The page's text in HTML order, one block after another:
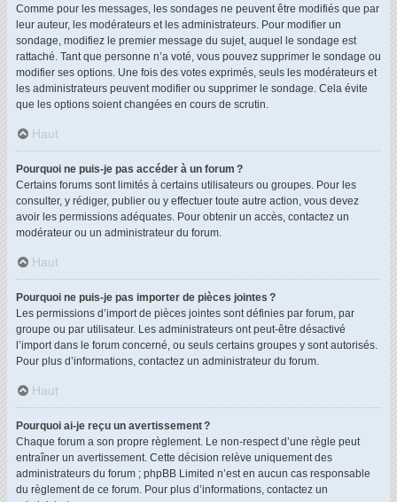
Comme pour les messages, les sondages ne peuvent être modifiés que par
leur auteur, les modérateurs et les administrateurs. Pour modifier un
sondage, modifiez le premier message du sujet, auquel le sondage est
rattaché. Tant que personne n’a voté, vous pouvez supprimer le sondage ou
modifier ses options. Une fois des votes exprimés, seuls les modérateurs et
les administrateurs peuvent modifier ou supprimer le sondage. Cela évite
que les options soient changées en cours de scrutin.
Haut
Pourquoi ne puis-je pas accéder à un forum ?
Certains forums sont limités à certains utilisateurs ou groupes. Pour les
consulter, y rédiger, publier ou y effectuer toute autre action, vous devez
avoir les permissions adéquates. Pour obtenir un accès, contactez un
modérateur ou un administrateur du forum.
Haut
Pourquoi ne puis-je pas importer de pièces jointes ?
Les permissions d’import de pièces jointes sont définies par forum, par
groupe ou par utilisateur. Les administrateurs ont peut-être désactivé
l’import dans le forum concerné, ou seuls certains groupes y sont autorisés.
Pour plus d’informations, contactez un administrateur du forum.
Haut
Pourquoi ai-je reçu un avertissement ?
Chaque forum a son propre règlement. Le non-respect d’une règle peut
entraîner un avertissement. Cette décision relève uniquement des
administrateurs du forum ; phpBB Limited n’est en aucun cas responsable
du règlement de ce forum. Pour plus d’informations, contactez un